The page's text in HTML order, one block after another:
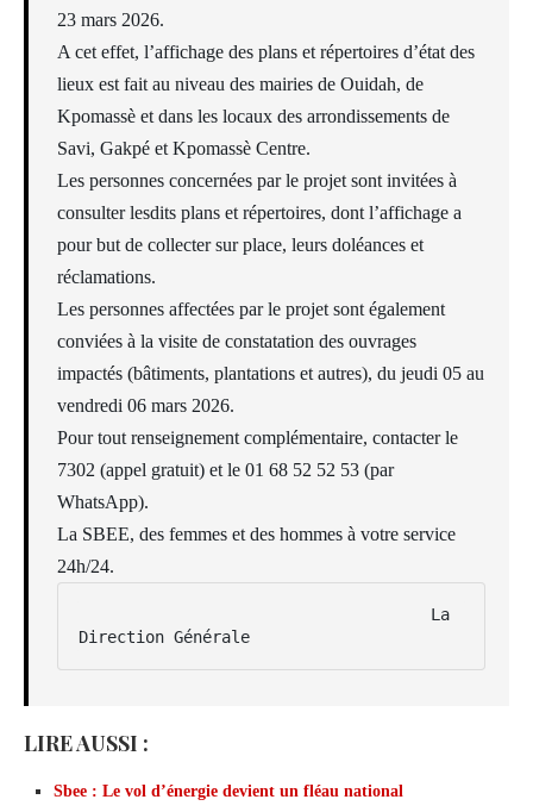
23 mars 2026.
A cet effet, l’affichage des plans et répertoires d’état des
lieux est fait au niveau des mairies de Ouidah, de
Kpomassè et dans les locaux des arrondissements de
Savi, Gakpé et Kpomassè Centre.
Les personnes concernées par le projet sont invitées à
consulter lesdits plans et répertoires, dont l’affichage a
pour but de collecter sur place, leurs doléances et
réclamations.
Les personnes affectées par le projet sont également
conviées à la visite de constatation des ouvrages
impactés (bâtiments, plantations et autres), du jeudi 05 au
vendredi 06 mars 2026.
Pour tout renseignement complémentaire, contacter le
7302 (appel gratuit) et le 01 68 52 52 53 (par
WhatsApp).
La SBEE, des femmes et des hommes à votre service
24h/24.
Direction Générale
LIRE AUSSI :
Sbee : Le vol d’énergie devient un fléau national